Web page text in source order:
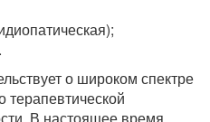
о широком спектре
терапевтической